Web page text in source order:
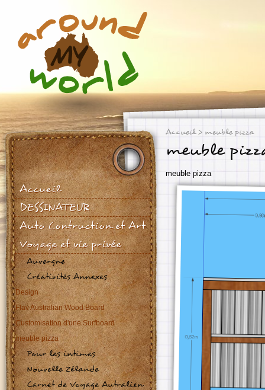
Accueil
DESSINATEUR
Auto Contruction et Art
Voyage et vie privée
Auvergne
Créativités Annexes
Design
Flav Australian Wood Board
Customisation d'une Surfboard
meuble pizza
Pour les intimes
Nouvelle Zélande
Carnet de Voyage Autralien
Accueil> meuble pizza
meuble
meuble pizza